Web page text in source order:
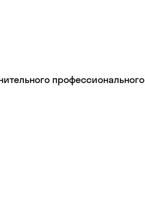
профессионального